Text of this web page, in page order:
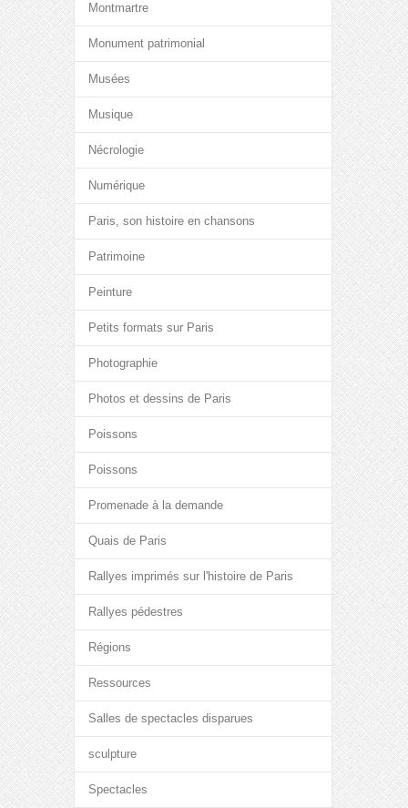
Montmartre
Monument patrimonial
Musées
Musique
Nécrologie
Numérique
Paris, son histoire en chansons
Patrimoine
Peinture
Petits formats sur Paris
Photographie
Photos et dessins de Paris
Poissons
Poissons
Promenade à la demande
Quais de Paris
Rallyes imprimés sur l'histoire de Paris
Rallyes pédestres
Régions
Ressources
Salles de spectacles disparues
sculpture
Spectacles